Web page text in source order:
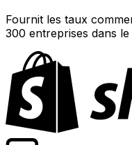
Fournit les taux
300 entreprises dans